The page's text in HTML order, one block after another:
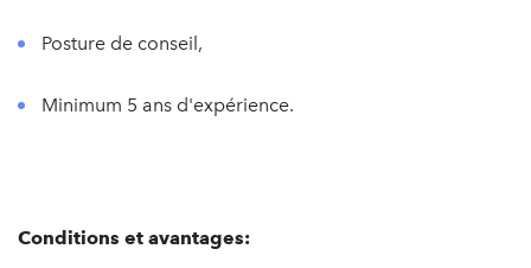
Posture de conseil,
Minimum 5 ans d'expérience.
Conditions et avantages: